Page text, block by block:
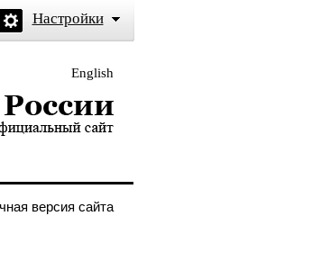
Настройки
English
сайт
версия сайта